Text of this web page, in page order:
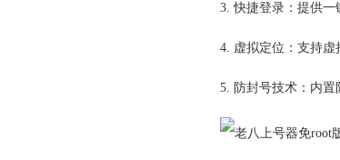
3. 快捷登录：提供一
4. 虚拟定位：支持虚
5. 防封号技术：内置